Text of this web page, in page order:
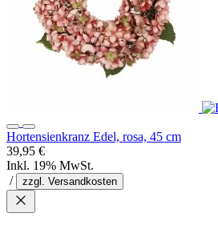
Hortensienkranz Edel, rosa, 45 cm
39,95 €
Inkl. 19% MwSt.
/
zzgl. Versandkosten